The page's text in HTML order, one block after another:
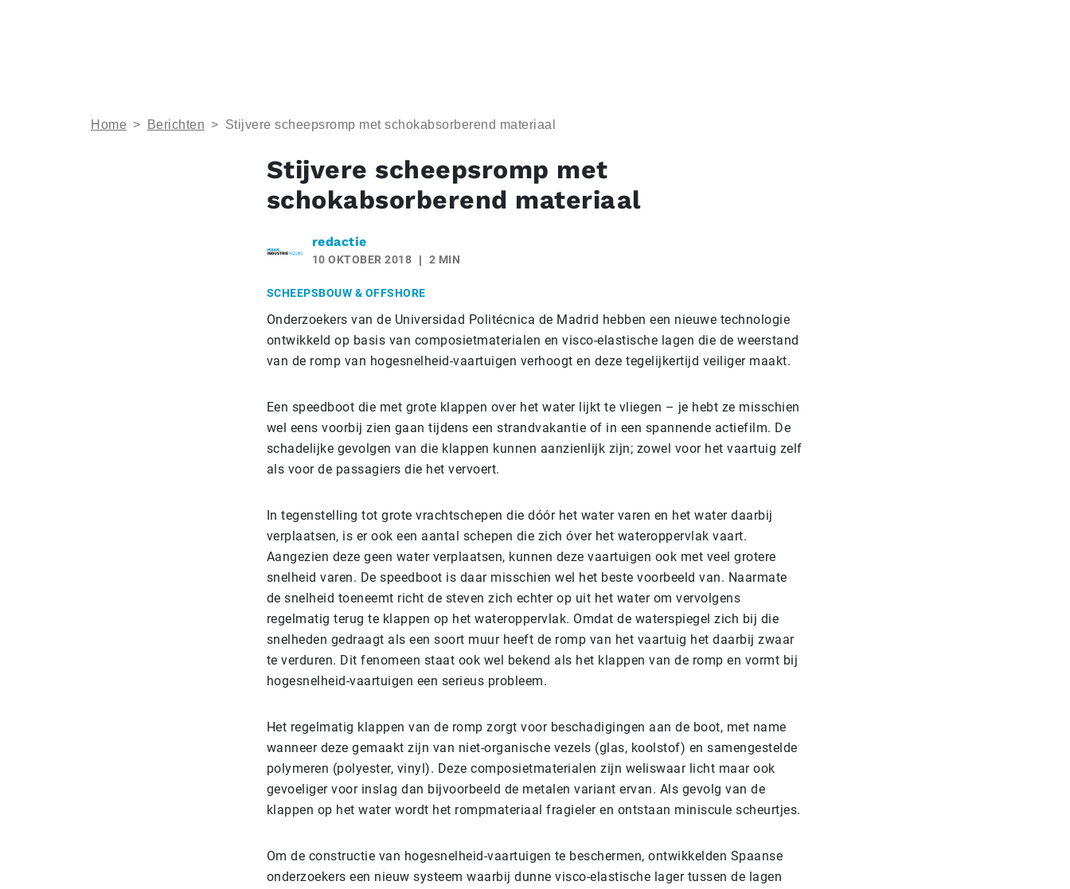
Home > Berichten > Stijvere scheepsromp met schokabsorberend materiaal
Stijvere scheepsromp met
schokabsorberend materiaal
redactie
10 OKTOBER 2018 2 MIN
SCHEEPSBOUW & OFFSHORE
Onderzoekers van de Universidad Politécnica de Madrid hebben een nieuwe technologie
ontwikkeld op basis van composietmaterialen en visco-elastische lagen die de weerstand
van de romp van hogesnelheid-vaartuigen verhoogt en deze tegelijkertijd veiliger maakt.
Een speedboot die met grote klappen over het water lijkt te vliegen – je hebt ze misschien
wel eens voorbij zien gaan tijdens een strandvakantie of in een spannende actiefilm. De
schadelijke gevolgen van die klappen kunnen aanzienlijk zijn; zowel voor het vaartuig zelf
als voor de passagiers die het vervoert.
In tegenstelling tot grote vrachtschepen die dóór het water varen en het water daarbij
verplaatsen, is er ook een aantal schepen die zich óver het wateroppervlak vaart.
Aangezien deze geen water verplaatsen, kunnen deze vaartuigen ook met veel grotere
snelheid varen. De speedboot is daar misschien wel het beste voorbeeld van. Naarmate
de snelheid toeneemt richt de steven zich echter op uit het water om vervolgens
regelmatig terug te klappen op het wateroppervlak. Omdat de waterspiegel zich bij die
snelheden gedraagt als een soort muur heeft de romp van het vaartuig het daarbij zwaar
te verduren. Dit fenomeen staat ook wel bekend als het klappen van de romp en vormt bij
hogesnelheid-vaartuigen een serieus probleem.
Het regelmatig klappen van de romp zorgt voor beschadigingen aan de boot, met name
wanneer deze gemaakt zijn van niet-organische vezels (glas, koolstof) en samengestelde
polymeren (polyester, vinyl). Deze composietmaterialen zijn weliswaar licht maar ook
gevoeliger voor inslag dan bijvoorbeeld de metalen variant ervan. Als gevolg van de
klappen op het water wordt het rompmateriaal fragieler en ontstaan miniscule scheurtjes.
Om de constructie van hogesnelheid-vaartuigen te beschermen, ontwikkelden Spaanse
onderzoekers een nieuw systeem waarbij dunne visco-elastische lager tussen de lagen